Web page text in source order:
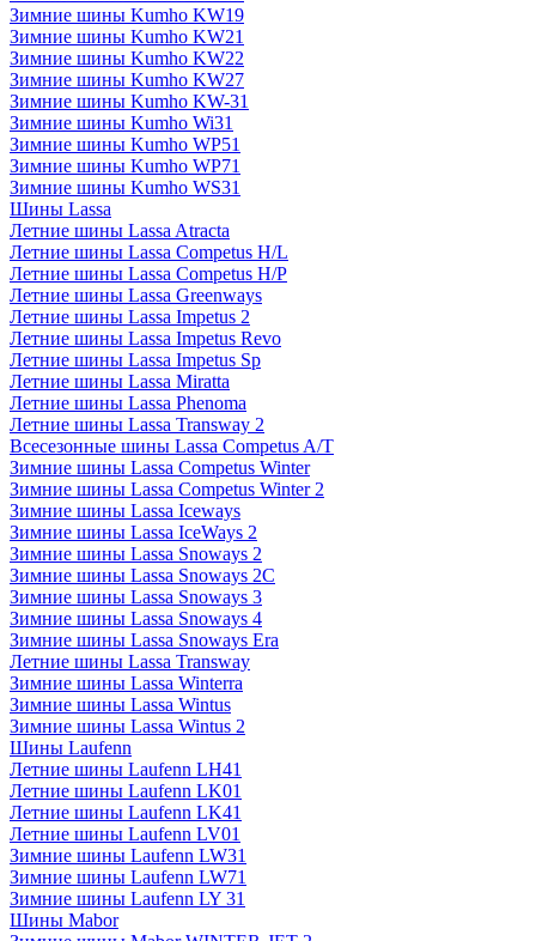
Зимние шины Kumho KW19
Зимние шины Kumho KW21
Зимние шины Kumho KW22
Зимние шины Kumho KW27
Зимние шины Kumho KW-31
Зимние шины Kumho Wi31
Зимние шины Kumho WP51
Зимние шины Kumho WP71
Зимние шины Kumho WS31
Шины Lassa
Летние шины Lassa Atracta
Летние шины Lassa Competus H/L
Летние шины Lassa Competus H/P
Летние шины Lassa Greenways
Летние шины Lassa Impetus 2
Летние шины Lassa Impetus Revo
Летние шины Lassa Impetus Sp
Летние шины Lassa Miratta
Летние шины Lassa Phenoma
Летние шины Lassa Transway 2
Всесезонные шины Lassa Competus A/T
Зимние шины Lassa Competus Winter
Зимние шины Lassa Competus Winter 2
Зимние шины Lassa Iceways
Зимние шины Lassa IceWays 2
Зимние шины Lassa Snoways 2
Зимние шины Lassa Snoways 2C
Зимние шины Lassa Snoways 3
Зимние шины Lassa Snoways 4
Зимние шины Lassa Snoways Era
Летние шины Lassa Transway
Зимние шины Lassa Winterra
Зимние шины Lassa Wintus
Зимние шины Lassa Wintus 2
Шины Laufenn
Летние шины Laufenn LH41
Летние шины Laufenn LK01
Летние шины Laufenn LK41
Летние шины Laufenn LV01
Зимние шины Laufenn LW31
Зимние шины Laufenn LW71
Зимние шины Laufenn LY 31
Шины Mabor